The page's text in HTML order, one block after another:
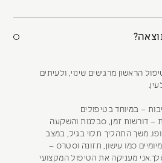
הראשון מרגישים שינוי, ולעיתים
– במיוחד בטיפולים
– דורשות זמן, סבלנות והשקעה
משך התהליך תלוי בגיל, במצב
כמו עישון, תזונה וסטרס –
מעניקה את הטיפול המקצועי